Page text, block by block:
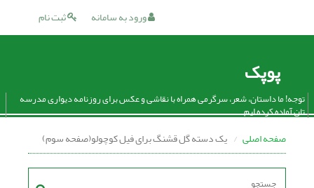
ثبت نام ورود به سامانه
پوپک
توجه! ما داستان، شعر، سرگرمی همراه با نقاشی و عکس برای روزنامه دیواری مدرسه
تان آماده کرده ایم.
صفحه اصلی یک دسته گل قشنگ برای فیل کوچولو(صفحه سوم)